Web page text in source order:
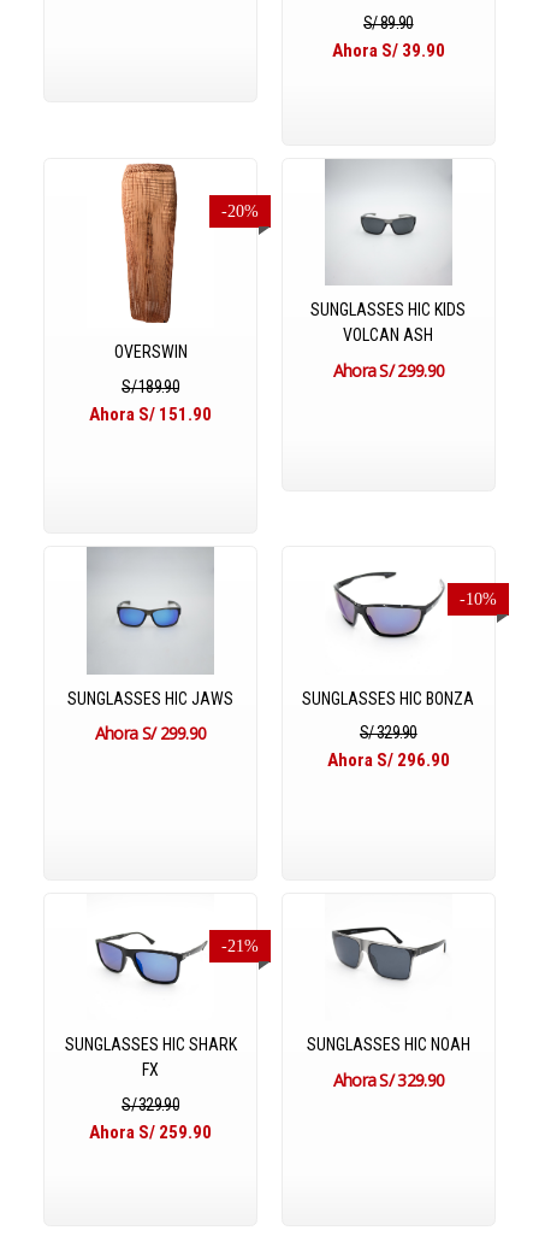
S/ 89.90
Ahora S/ 39.90
-20%
OVERSWIN
S/ 189.90
Ahora S/ 151.90
SUNGLASSES HIC KIDS
VOLCAN ASH
S/ 299.90
SUNGLASSES HIC JAWS
S/ 299.90
-10%
SUNGLASSES HIC BONZA
S/ 329.90
Ahora S/ 296.90
-21%
SUNGLASSES HIC SHARK
FX
S/ 329.90
Ahora S/ 259.90
SUNGLASSES HIC NOAH
S/ 329.90